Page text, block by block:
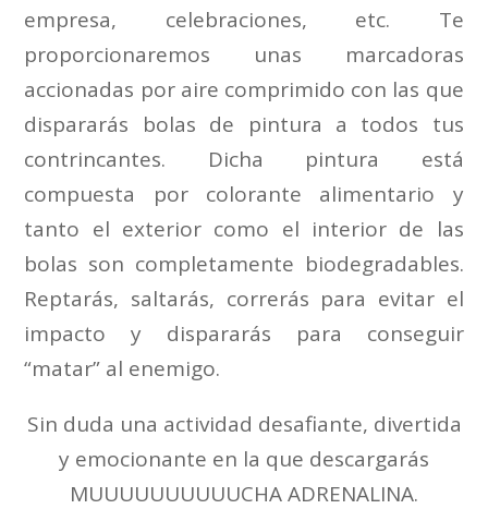
empresa, celebraciones, etc. Te
proporcionaremos unas marcadoras
accionadas por aire comprimido con las que
dispararás bolas de pintura a todos tus
contrincantes. Dicha pintura está
compuesta por colorante alimentario y
tanto el exterior como el interior de las
bolas son completamente biodegradables.
Reptarás, saltarás, correrás para evitar el
impacto y dispararás para conseguir
“matar” al enemigo.
Sin duda una actividad desafiante, divertida
y emocionante en la que descargarás
MUUUUUUUUUUCHA ADRENALINA.